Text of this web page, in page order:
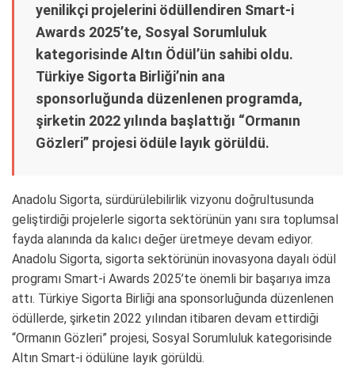
b
o
o
k
t
e
r
e
yenilikçi projelerini ödüllendiren Smart-i
Awards 2025’te, Sosyal Sorumluluk
kategorisinde Altın Ödül’ün sahibi oldu.
Türkiye Sigorta Birliği’nin ana
sponsorluğunda düzenlenen programda,
şirketin 2022 yılında başlattığı “Ormanın
Gözleri” projesi ödüle layık görüldü.
Anadolu Sigorta, sürdürülebilirlik vizyonu doğrultusunda
geliştirdiği projelerle sigorta sektörünün yanı sıra toplumsal
fayda alanında da kalıcı değer üretmeye devam ediyor.
Anadolu Sigorta, sigorta sektörünün inovasyona dayalı ödül
programı Smart-i Awards 2025’te önemli bir başarıya imza
attı. Türkiye Sigorta Birliği ana sponsorluğunda düzenlenen
ödüllerde, şirketin 2022 yılından itibaren devam ettirdiği
“Ormanın Gözleri” projesi, Sosyal Sorumluluk kategorisinde
Altın Smart-i ödülüne layık görüldü.